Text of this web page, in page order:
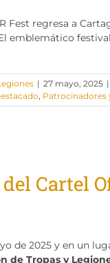
Fest regresa a
emblemático
| 27 mayo, 2025 |
, Patrocinadores
Cartel
de 2025 y en un
de Tropas y